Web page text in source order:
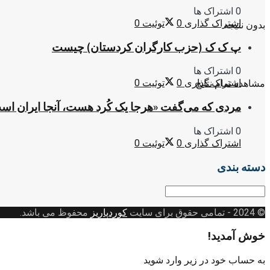
بدون نتیجه
مشاهده تمام نتایج
0 اشتراک ها
اشتراک گذاری 0 توئیت 0
پ ک ک (حزب کارگران کردستان) چیست
0 اشتراک ها
اشتراک گذاری 0 توئیت 0
مردی که می‌گفت «هرجا یک کُرد هست، آنجا ایران
0 اشتراک ها
اشتراک گذاری 0 توئیت 0
دسته بندی
© 2024
- تمامی حقوق برای سایت کوردپاریز محفوظ می باشد.
خوش آمدید!
به حساب خود در زیر وارد شوید